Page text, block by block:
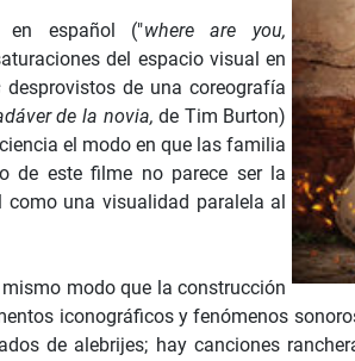
en español ("where are you,
del espacio visual en
desprovistos de una coreografía
de la novia, de Tim Burton)
el modo en que las familia
de este filme no parece ser la
una visualidad paralela al
modo que la construcción
iconográficos y fenómenos
de alebrijes; hay canciones